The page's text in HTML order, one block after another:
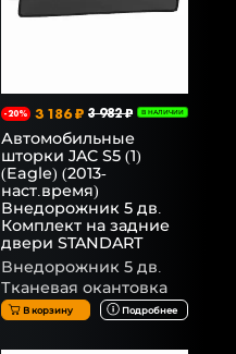
-20% 3 186 ₽ 3 982 ₽ В НАЛИЧИИ
Автомобильные
шторки JAC S5 (1)
(Eagle) (2013-
наст.время)
Внедорожник 5 дв.
Комплект на задние
двери STANDART
Внедорожник 5 дв.
Тканевая окантовка
В корзину Подробнее